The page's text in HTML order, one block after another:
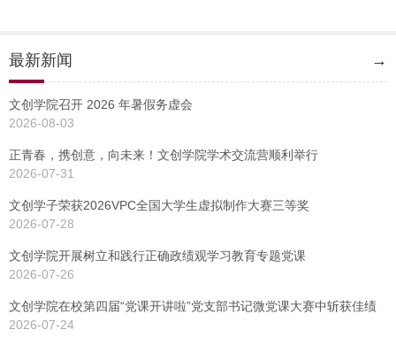
最新新闻 →
文创学院召开 2026 年暑假务虚会
2026-08-03
正青春，携创意，向未来！文创学院学术交流营顺利举行
2026-07-31
文创学子荣获2026VPC全国大学生虚拟制作大赛三等奖
2026-07-28
文创学院开展树立和践行正确政绩观学习教育专题党课
2026-07-26
文创学院在校第四届“党课开讲啦”党支部书记微党课大赛中斩获佳绩
2026-07-24